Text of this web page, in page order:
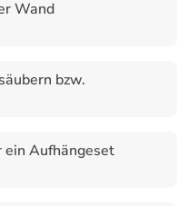
Wand
bzw.
ein Aufhängeset